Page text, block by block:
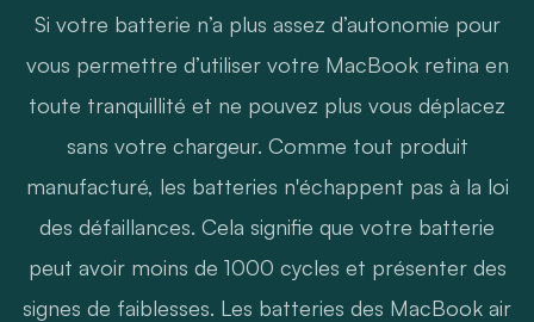
Si votre batterie n’a plus assez d’autonomie pour
vous permettre d’utiliser votre MacBook retina en
toute tranquillité et ne pouvez plus vous déplacez
sans votre chargeur. Comme tout produit
manufacturé, les batteries n'échappent pas à la loi
des défaillances. Cela signifie que votre batterie
peut avoir moins de 1000 cycles et présenter des
signes de faiblesses. Les batteries des MacBook air